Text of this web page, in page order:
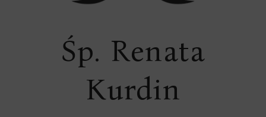
Śp. Renata
Kurdin